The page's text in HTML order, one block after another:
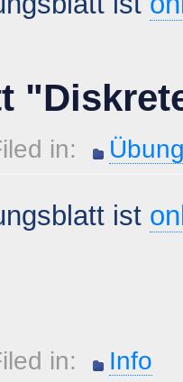
in:
ist
in: Info